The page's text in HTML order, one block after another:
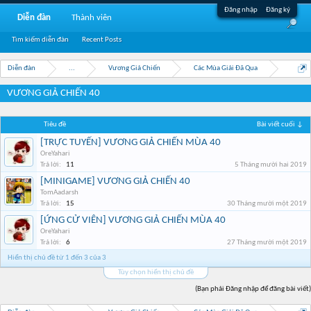
Đăng nhập Đăng ký
Diễn đàn ... Vương Giả Chiến Các Mùa Giải Đã Qua
VƯƠNG GIẢ CHIẾN 40
Tiêu đề Bài viết cuối ↓
[TRỰC TUYẾN] VƯƠNG GIẢ CHIẾN MÙA 40
OreYahari
Trả lời:
11 5 Tháng mười hai 2019
[MINIGAME] VƯƠNG GIẢ CHIẾN 40
TomAadarsh
Trả lời:
15 30 Tháng mười một 2019
[ỨNG CỬ VIÊN] VƯƠNG GIẢ CHIẾN MÙA 40
OreYahari
Trả lời:
6
27 Tháng mười một 2019
Hiển thị chủ đề từ 1 đến 3 của 3
Tùy chọn hiển thị chủ đề
(Bạn phải Đăng nhập để đăng bài viết)
Diễn đàn
Tìm kiếm diễn đàn Recent Posts
Thành viên